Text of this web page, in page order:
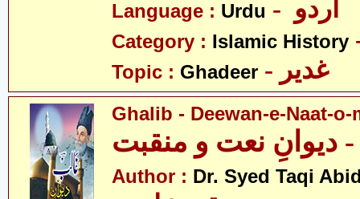
Language : Urdu
Category : Islamic History
Topic : Ghadeer - غدیر
Ghalib - Deewan-e-Naat-o-
دیوانِ نعت و منقبت
Author : Dr. Syed Taqi